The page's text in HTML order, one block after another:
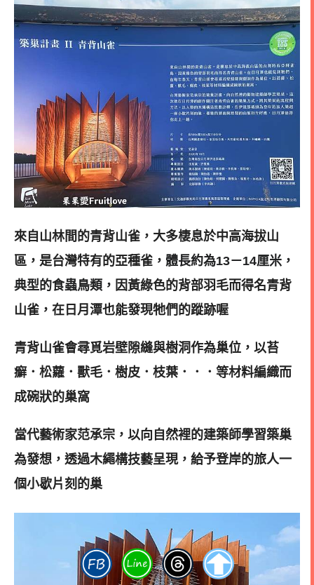
來自山林間的青背山雀，大多棲息於中高海拔山
區，是台灣特有的亞種雀， 體長約為13－14厘米，
典型的食蟲鳥類， 因黃綠色的背部羽毛而得名青背
山雀，在日月潭也能發現牠們的蹤跡喔
青背山雀會尋覓岩壁隙縫與樹洞作為巢位，以苔
癬．松蘿．獸毛．樹皮．枝葉．．．等材料編織而
成碗狀的巢窩
當代藝術家范承宗，以向自然裡的建築師學習築巢
為發想，透過木繩構技藝呈現，給予登岸的旅人一
個小歇片刻的巢